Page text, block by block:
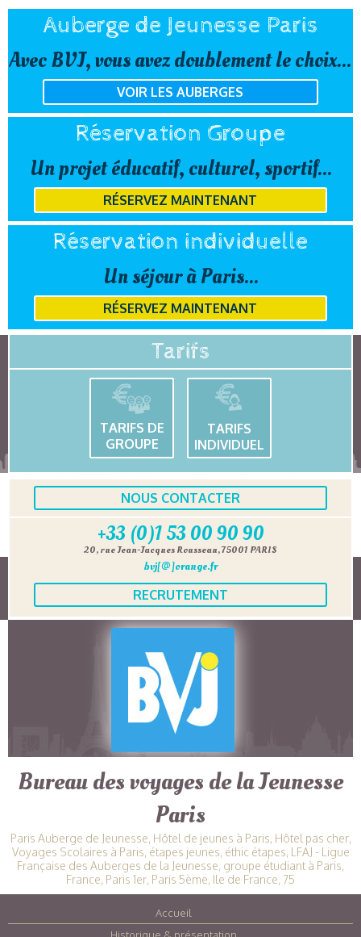
Auberge de Jeunesse Paris
Avec BVJ, vous avez doublement le choix...
VOIR LES AUBERGES
Réservation Groupe
Un projet éducatif, culturel, sportif...
RÉSERVEZ MAINTENANT
Réservation individuelle
Un séjour à Paris...
RÉSERVEZ MAINTENANT
Tarifs
TARIFS DE
GROUPE
TARIFS
INDIVIDUEL
NOUS CONTACTER
+33 (0)1 53 00 90 90
20, rue Jean-Jacques Rousseau, 75001 PARIS
bvj[@]orange.fr
RECRUTEMENT
Bureau des voyages de la Jeunesse
Paris
Paris Auberge de Jeunesse, Hôtel de jeunes à Paris, Hôtel pas cher,
Voyages Scolaires à Paris, étapes jeunes, éthic étapes, LFAJ - Ligue
Française des Auberges de la Jeunesse, groupe étudiant à Paris,
France, Paris 1er, Paris 5ème, Ile de France, 75
Accueil